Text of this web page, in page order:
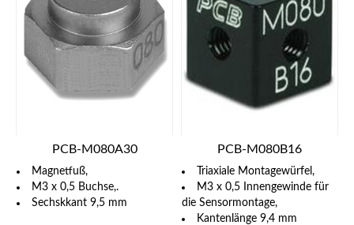
PCB-M080A30
Magnetfuß,
M3 x 0,5 Buchse,.
Sechskkant 9,5 mm
PCB-M080B16
Triaxiale Montagewürfel,
M3 x 0,5 Innengewinde für
die Sensormontage,
Kantenlänge 9,4 mm